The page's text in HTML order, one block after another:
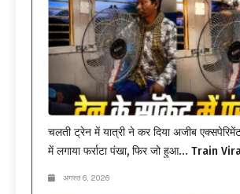
चलती ट्रेन में यात्री ने कर दिया अजीब
में लगाया फर्राटा पंखा, फिर जो हुआ… Train
अगस्त 6, 2026